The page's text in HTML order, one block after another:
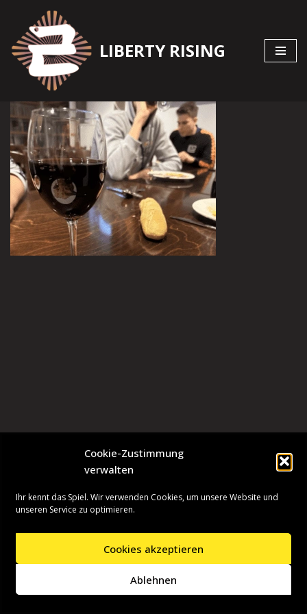
Cookie-Zustimmung
verwalten
Ihr kennt das Spiel. Wir verwenden Cookies, um unsere Website und
unseren Service zu optimieren.
Cookies akzeptieren
Ablehnen
Zum
Inhalt
springen
LIBERTY RISING
| Präsentiert vonWordPress
Presseinformationen